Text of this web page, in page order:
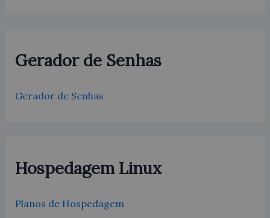
a
o
Gerador de Senhas
Gerador de Senhas
Hospedagem Linux
Planos de Hospedagem